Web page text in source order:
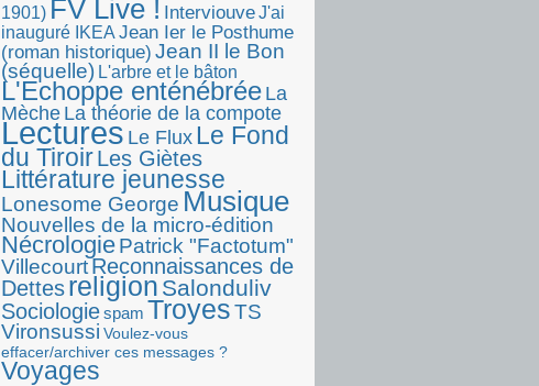
1901) FV Live ! InterviouveJ'ai
inauguré IKEA Jean Ier le Posthume
(roman historique) Jean II le Bon
(séquelle) L'arbre et le bâton
L'Echoppe enténébrée La
Mèche La théorie de la compote
LecturesLe FluxLe Fond
du TiroirLes Giètes
Littérature jeunesse
Lonesome George Musique
Nouvelles de la micro-édition
NécrologiePatrick "Factotum"
VillecourtReconnaissances de
Dettesreligion Salonduliv
Sociologiespam TroyesTS
Vironsussi Voulez-vous
effacer/archiver ces messages ?
Voyages